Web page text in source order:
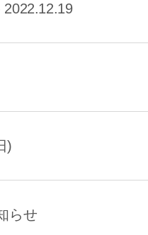
2022.12.19
)
らせ